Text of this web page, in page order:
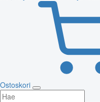
Ostoskori